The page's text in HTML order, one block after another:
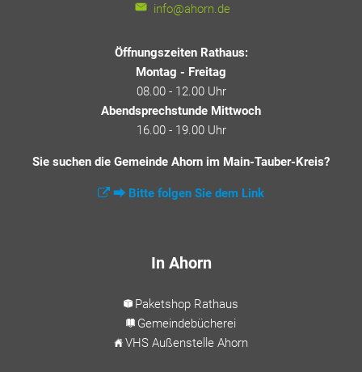
info@ahorn.de
Öffnungszeiten Rathaus:
Montag - Freitag
08.00 - 12.00 Uhr
Abendsprechstunde Mittwoch
16.00 - 19.00 Uhr
Sie suchen die Gemeinde Ahorn im Main-Tauber-Kreis?
⮕ Bitte folgen Sie dem Link
In Ahorn
Paketshop Rathaus
Gemeindebücherei
VHS Außenstelle Ahorn